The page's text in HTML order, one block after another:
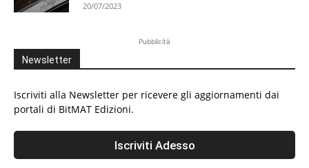
20/07/2023
Pubblicità
Newsletter
Iscriviti alla Newsletter per ricevere gli aggiornamenti dai
portali di BitMAT Edizioni.